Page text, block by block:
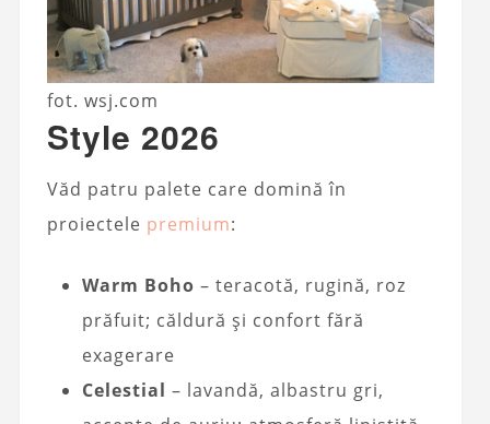
fot. wsj.com
Style 2026
Văd patru palete care domină în
proiectele premium:
Warm Boho – teracotă, rugină, roz
prăfuit; căldură și confort fără
exagerare
Celestial – lavandă, albastru gri,